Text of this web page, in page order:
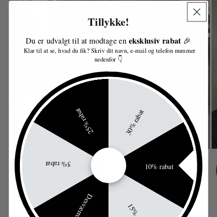
Tillykke!
Du er udvalgt til at modtage en eksklusiv rabat🎉
Klar til at se, hvad du fik? Skriv dit navn, e-mail og telefon nummer
nedenfor 👇
30% rabat
10% rabat
15%
Desværre...
5% rabat
25% rabat